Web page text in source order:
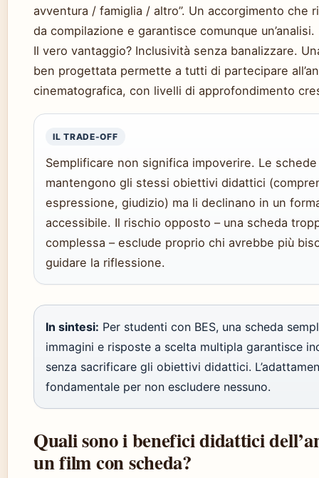
avventura / famiglia / altro”. Un accorgimento che
da compilazione e garantisce comunque un’analisi.
Il vero vantaggio? Inclusività senza banalizzare.
ben progettata permette a tutti di partecipare
cinematografica, con livelli di approfondimento
IL TRADE-OFF
Semplificare non significa impoverire. Le schede
mantengono gli stessi obiettivi didattici
espressione, giudizio) ma li declinano in un
accessibile. Il rischio opposto – una scheda
complessa – esclude proprio chi avrebbe più
guidare la riflessione.
In sintesi: Per studenti con BES, una scheda
immagini e risposte a scelta multipla garantisce
senza sacrificare gli obiettivi didattici.
fondamentale per non escludere nessuno.
Quali sono i benefici didattici
un film con scheda?